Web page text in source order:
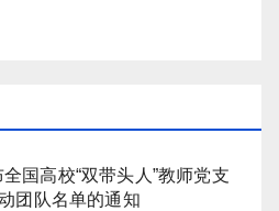
国高校“双带头人”教师党支
团队名单的通知